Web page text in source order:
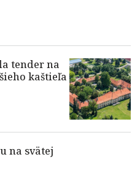
tender na
kaštieľa
na svätej